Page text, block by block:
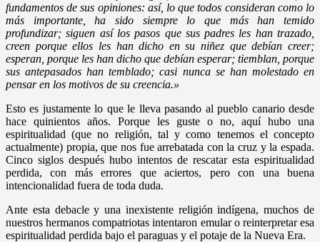
fundamentos de sus opiniones: así, lo que todos consideran como lo
más importante, ha sido siempre lo que más han temido
profundizar; siguen así los pasos que sus padres les han trazado,
creen porque ellos les han dicho en su niñez que debían creer;
esperan, porque les han dicho que debían esperar; tiemblan, porque
sus antepasados han temblado; casi nunca se han molestado en
pensar en los motivos de su creencia.»
Esto es justamente lo que le lleva pasando al pueblo canario desde
hace quinientos años. Porque les guste o no, aquí hubo una
espiritualidad (que no religión, tal y como tenemos el concepto
actualmente) propia, que nos fue arrebatada con la cruz y la espada.
Cinco siglos después hubo intentos de rescatar esta espiritualidad
perdida, con más errores que aciertos, pero con una buena
intencionalidad fuera de toda duda.
Ante esta debacle y una inexistente religión indígena, muchos de
nuestros hermanos compatriotas intentaron emular o reinterpretar esa
espiritualidad perdida bajo el paraguas y el potaje de la Nueva Era.